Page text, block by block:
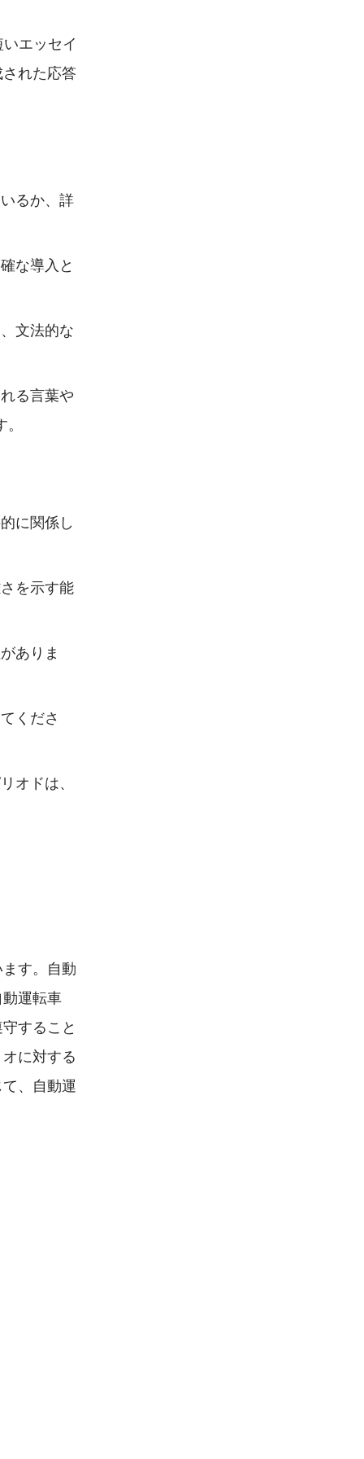
エッセイ
れた応答
るか、詳
な導入と
文法的な
る言葉や
に関係し
を示す能
ありま
くださ
オドは、
す。自動
運転車
すること
に対する
、自動運